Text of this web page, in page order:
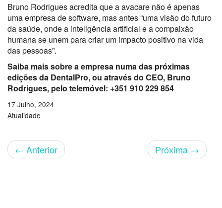
Bruno Rodrigues acredita que a avacare não é apenas
uma empresa de software, mas antes “uma visão do futuro
da saúde, onde a inteligência artificial e a compaixão
humana se unem para criar um impacto positivo na vida
das pessoas”.
Saiba mais sobre a empresa numa das próximas
edições da DentalPro, ou através do CEO, Bruno
Rodrigues, pelo telemóvel: +351 910 229 854
17 Julho, 2024
Atualidade
← Anterior Próxima →